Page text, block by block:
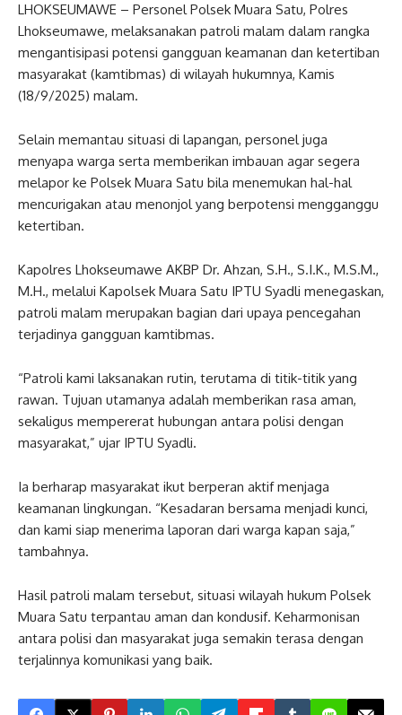
LHOKSEUMAWE – Personel Polsek Muara Satu, Polres
Lhokseumawe, melaksanakan patroli malam dalam rangka
mengantisipasi potensi gangguan keamanan dan ketertiban
masyarakat (kamtibmas) di wilayah hukumnya, Kamis
(18/9/2025) malam.
Selain memantau situasi di lapangan, personel juga
menyapa warga serta memberikan imbauan agar segera
melapor ke Polsek Muara Satu bila menemukan hal-hal
mencurigakan atau menonjol yang berpotensi mengganggu
ketertiban.
Kapolres Lhokseumawe AKBP Dr. Ahzan, S.H., S.I.K., M.S.M.,
M.H., melalui Kapolsek Muara Satu IPTU Syadli menegaskan,
patroli malam merupakan bagian dari upaya pencegahan
terjadinya gangguan kamtibmas.
“Patroli kami laksanakan rutin, terutama di titik-titik yang
rawan. Tujuan utamanya adalah memberikan rasa aman,
sekaligus mempererat hubungan antara polisi dengan
masyarakat,” ujar IPTU Syadli.
Ia berharap masyarakat ikut berperan aktif menjaga
keamanan lingkungan. “Kesadaran bersama menjadi kunci,
dan kami siap menerima laporan dari warga kapan saja,”
tambahnya.
Hasil patroli malam tersebut, situasi wilayah hukum Polsek
Muara Satu terpantau aman dan kondusif. Keharmonisan
antara polisi dan masyarakat juga semakin terasa dengan
terjalinnya komunikasi yang baik.